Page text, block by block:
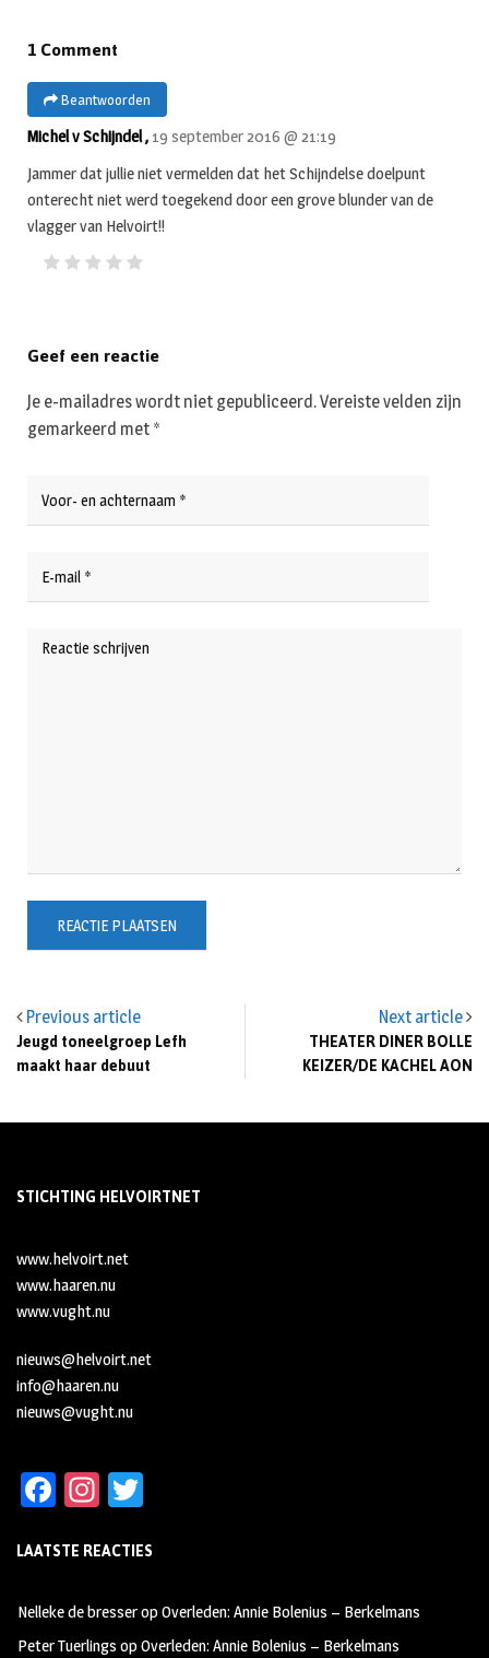
Previous article
Jeugd toneelgroep Lefh
maakt haar debuut
Next article
THEATER DINER BOLLE
KEIZER/DE KACHEL AON
1 Comment
Beantwoorden
Michel v Schijndel , 19 september 2016 @ 21:19
Jammer dat jullie niet vermelden dat het Schijndelse doelpunt
onterecht niet werd toegekend door een grove blunder van de
vlagger van Helvoirt!!
Geef een reactie
Je e-mailadres wordt niet gepubliceerd.Vereiste velden zijn
gemarkeerd met *
STICHTING HELVOIRTNET
www.helvoirt.net
www.haaren.nu
www.vught.nu
nieuws@helvoirt.net
info@haaren.nu
nieuws@vught.nu
Fa
b
oo
k
In
ag
m
tt
LAATSTE REACTIES
Nelleke de bresseropOverleden: Annie Bolenius – Berkelmans
Peter Tuerlings opOverleden: Annie Bolenius – Berkelmans